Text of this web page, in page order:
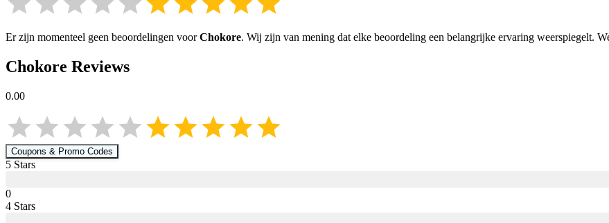
Er zijn momenteel geen beoordelingen voorChokore. Wij zijn van mening dat elke beoordeling een belangrijke ervaring weerspiegelt.
Chokore Reviews
0.00
Coupons & Promo Codes
5 Stars
0
4 Stars